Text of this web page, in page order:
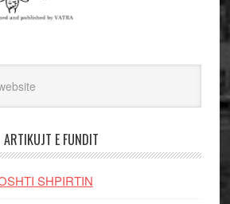
ARTIKUJT E FUNDIT
SHPIRTIN